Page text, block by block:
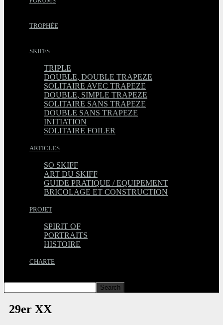
TROPHÉE
SKIFFS
TRIPLE
DOUBLE, DOUBLE TRAPEZE
SOLITAIRE AVEC TRAPEZE
DOUBLE, SIMPLE TRAPEZE
SOLITAIRE SANS TRAPEZE
DOUBLE SANS TRAPEZE
INITIATION
SOLITAIRE FOILER
ARTICLES
SO SKIFF
ART DU SKIFF
GUIDE PRATIQUE / EQUIPEMENT
BRICOLAGE ET CONSTRUCTION
PROJET
SPIRIT OF
PORTRAITS
HISTOIRE
CHARTE
29er XX